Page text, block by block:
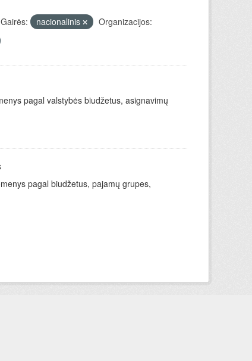
Gairės: nacionalinis
Organizacijos:
pagal valstybės biudžetus, asignavimų
pagal biudžetus, pajamų grupes,